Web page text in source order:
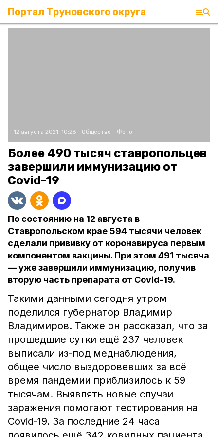
Портал Труновского округа
12 августа 2021, 10:26 Общество Фото:
Более 490 тысяч ставропольцев
завершили иммунизацию от
Covid-19
По состоянию на 12 августа в
Ставропольском крае 594 тысячи человек
сделали прививку от коронавируса первым
компонентом вакцины. При этом 491 тысяча
— уже завершили иммунизацию, получив
вторую часть препарата от Covid-19.
Такими данными сегодня утром
поделился губернатор Владимир
Владимиров. Также он рассказал, что за
прошедшие сутки ещё 237 человек
выписали из-под меднаблюдения,
общее число выздоровевших за всё
время пандемии приблизилось к 59
тысячам. Выявлять новые случаи
заражения помогают тестирования на
Covid-19. За последние 24 часа